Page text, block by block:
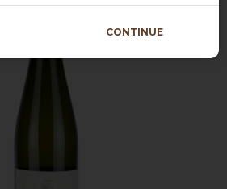
CONTINUE